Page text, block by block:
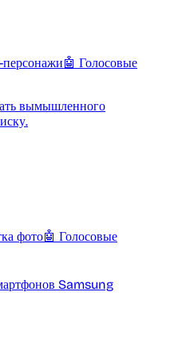
🤖 Голосовые
вымышленного
фото🤖 Голосовые
Samsung